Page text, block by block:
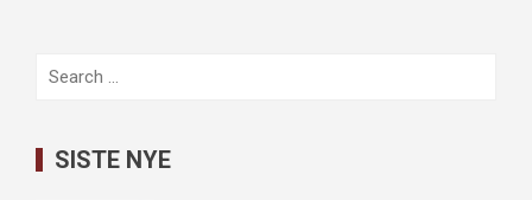
Search
SISTE NYE